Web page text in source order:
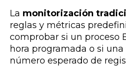
La monitorización
reglas y métricas
comprobar si un proceso
hora programada o si
número esperado de